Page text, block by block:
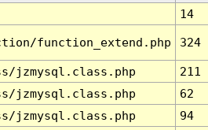
14
function_extend.php 324
jzmysql.class.php
211
jzmysql.class.php
62
jzmysql.class.php
94